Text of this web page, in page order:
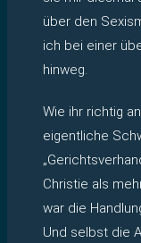
über den
ich bei einer
hinweg.
Wie ihr richtig
eigentliche
Christie als
war die
Und selbst die